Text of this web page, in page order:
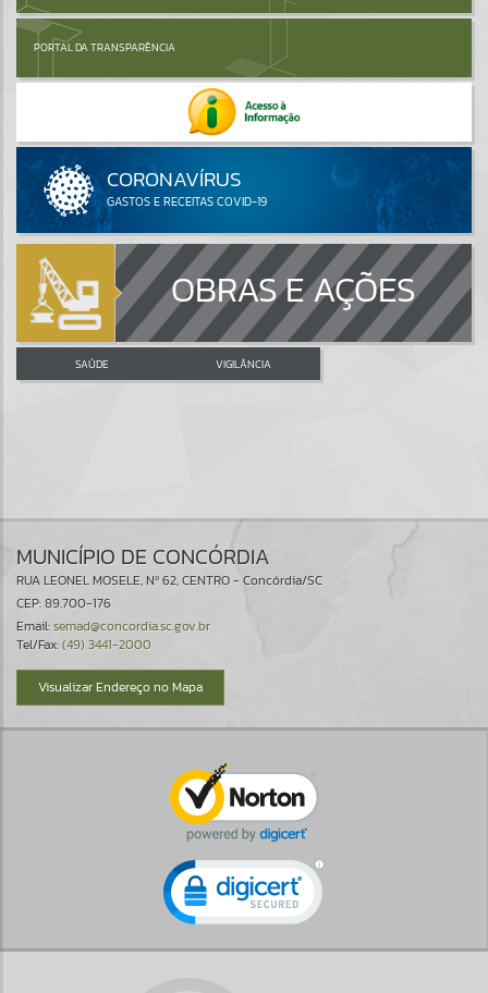
PORTAL DA TRANSPARÊNCIA
OBRAS E AÇÕES
SAÚDE VIGILÂNCIA
MUNICÍPIO DE CONCÓRDIA
RUA LEONEL MOSELE, Nº 62, CENTRO - Concórdia/SC
CEP: 89.700-176
Email:semad@concordia.sc.gov.br
Tel/Fax:(49) 3441-2000
Visualizar Endereço no Mapa